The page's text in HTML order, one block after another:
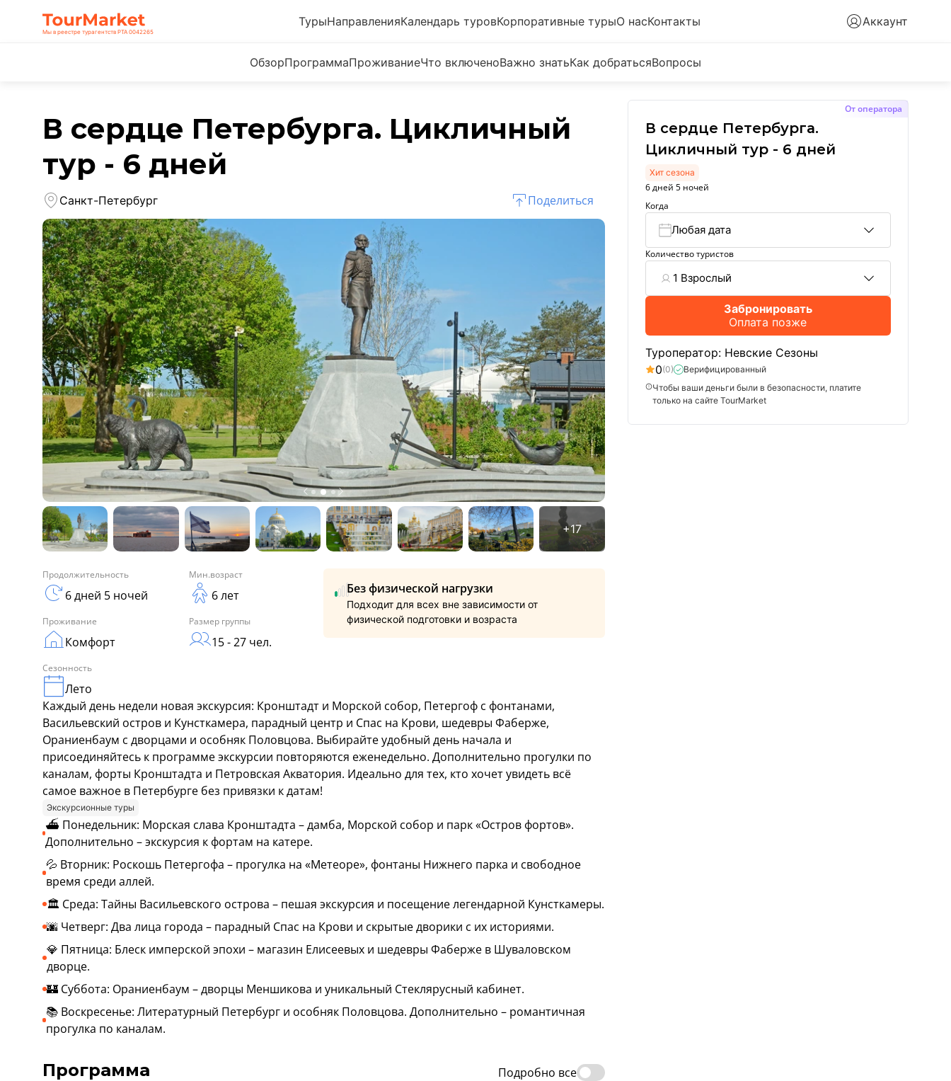
Мы в реестре турагентств РТА 0042265
ТурыНаправленияКалендарь туровКорпоративные турыО насКонтакты Аккаунт
ОбзорПрограммаПроживаниеЧто включеноВажно знатьКак добратьсяВопросы
В сердце Петербурга. Цикличный
тур - 6 дней
Санкт-Петербург Поделиться
Продолжительность
6 дней 5 ночей
Мин.возраст
6 лет
Проживание
Комфорт
Размер группы
15 - 27 чел.
Сезонность
Лето
Без физической нагрузки
Подходит для всех вне зависимости от
физической подготовки и возраста
Каждый день недели новая экскурсия: Кронштадт и Морской собор, Петергоф с фонтанами,
Васильевский остров и Кунсткамера, парадный центр и Спас на Крови, шедевры Фаберже,
Ораниенбаум с дворцами и особняк Половцова. Выбирайте удобный день начала и
присоединяйтесь к программе экскурсии повторяются еженедельно. Дополнительно прогулки по
каналам, форты Кронштадта и Петровская Акватория. Идеально для тех, кто хочет увидеть всё
самое важное в Петербурге без привязки к датам!
Экскурсионные туры
⛴️ Понедельник: Морская слава Кронштадта – дамба, Морской собор и парк «Остров фортов».
Дополнительно – экскурсия к фортам на катере.
💦 Вторник: Роскошь Петергофа – прогулка на «Метеоре», фонтаны Нижнего парка и свободное
время среди аллей.
🏛️ Среда: Тайны Васильевского острова – пешая экскурсия и посещение легендарной Кунсткамеры.
🌆 Четверг: Два лица города – парадный Спас на Крови и скрытые дворики с их историями.
💎 Пятница: Блеск имперской эпохи – магазин Елисеевых и шедевры Фаберже в Шуваловском
дворце.
🏰 Суббота: Ораниенбаум – дворцы Меншикова и уникальный Стеклярусный кабинет.
📚 Воскресенье: Литературный Петербург и особняк Половцова. Дополнительно – романтичная
прогулка по каналам.
Программа Подробно все
От оператора
В сердце Петербурга.
Цикличный тур - 6 дней
Хит сезона
6 дней 5 ночей
Когда
Любая дата
Количество туристов
1 Взрослый
Забронировать
Оплата позже
Туроператор: Невские Сезоны
0(0)
Верифицированный
Чтобы ваши деньги были в безопасности, платите
только на сайте TourMarket